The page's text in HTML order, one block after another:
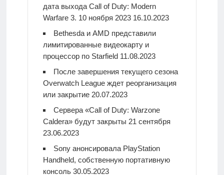
дата выхода Call of Duty: Modern
Warfare 3. 10 ноября 2023 16.10.2023
Bethesda и AMD представили
лимитированные видеокарту и
процессор по Starfield 11.08.2023
После завершения текущего сезона
Overwatch League ждет реорганизация
или закрытие 20.07.2023
Сервера «Call of Duty: Warzone
Caldera» будут закрыты 21 сентября
23.06.2023
Sony анонсировала PlayStation
Handheld, собственную портативную
консоль 30.05.2023